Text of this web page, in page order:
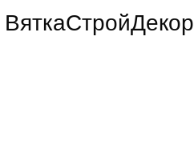
ВяткаСтройДекор